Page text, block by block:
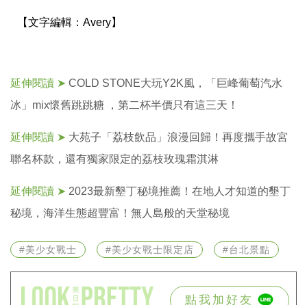
【文字編輯： Avery】
延伸閱讀 ➤ COLD STONE大玩Y2K風，「巨峰葡萄汽水
冰」mix懷舊跳跳糖 ，第二杯半價只有這三天！
延伸閱讀 ➤ 大苑子「荔枝飲品」浪漫回歸！再度攜手故宮
聯名杯款，還有獨家限定的荔枝玫瑰霜淇淋
延伸閱讀 ➤ 2023最新墾丁秘境推薦！在地人才知道的墾丁
秘境，海洋生態超豐富！無人島般的天堂秘境
#美少女戰士 #美少女戰士限定店 #台北景點
點我加好友